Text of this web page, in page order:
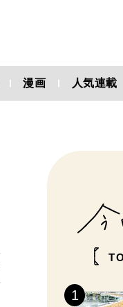
漫画 人気連載